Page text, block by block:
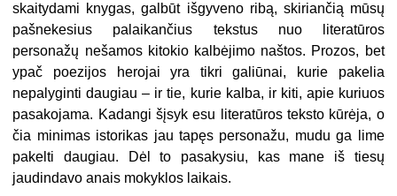
skaitydami knygas, galbūt išgyveno ribą, skiriančią mūsų
pašnekesius palaikančius tekstus nuo literatūros
personažų nešamos kitokio kalbėjimo naštos. Prozos, bet
ypač poezijos herojai yra tikri galiūnai, kurie pakelia
nepalyginti daugiau – ir tie, kurie kalba, ir kiti, apie kuriuos
pasakojama. Kadangi šįsyk esu literatūros teksto kūrėja, o
čia minimas istorikas jau tapęs personažu, mudu ga lime
pakelti daugiau. Dėl to pasakysiu, kas mane iš tiesų
jaudindavo anais mokyklos laikais.